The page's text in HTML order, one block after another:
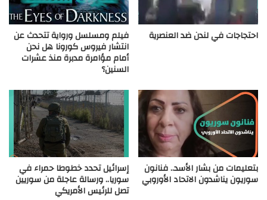
احتجاجات في لندن ضد العنصرية فيلم ومسلسل ورواية تتحدث عن
انتشار فيروس كورونا هل نحن
أمام مؤامرة مدبرة منذ عشرات
السنين؟
بتعليمات من بشار الأسد.. فنانون
سوريون يناشدون الاتحاد الأوروبي
إسرائيل تحدد خطوطا حمراء في
سوريا.. ورسالة عاجلة من سوريين
تصل للرئيس الأمريكي